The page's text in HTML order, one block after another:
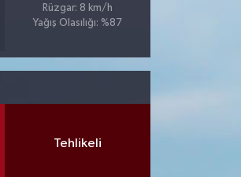
Rüzgar: 8 km/h
Yağış Olasılığı: %87
Tehlikeli